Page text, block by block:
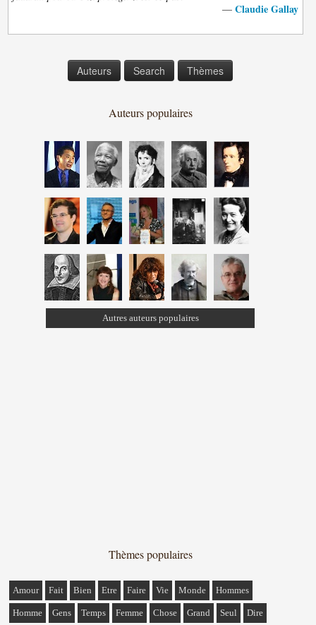
— Claudie Gallay
Auteurs Search Thèmes
Auteurs populaires
Autres auteurs populaires
Thèmes populaires
Amour Fait Bien Etre Faire Vie Monde Hommes
Homme Gens Temps Femme Chose Grand Seul Dire